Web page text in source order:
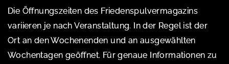
Die Öffnungszeiten des Friedenspulvermagazins
variieren je nach Veranstaltung. In der Regel ist der
Ort an den Wochenenden und an ausgewählten
Wochentagen geöffnet. Für genaue Informationen zu